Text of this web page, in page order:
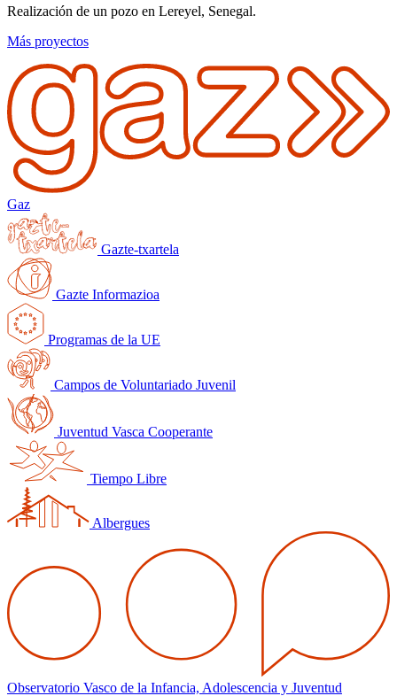
Realización de un pozo en Lereyel, Senegal.
Más proyectos
Gaz
Gazte-txartela
Gazte Informazioa
Programas de la UE
Campos de Voluntariado Juvenil
Juventud Vasca Cooperante
Tiempo Libre
Albergues
Observatorio Vasco de la Infancia, Adolescencia y Juventud